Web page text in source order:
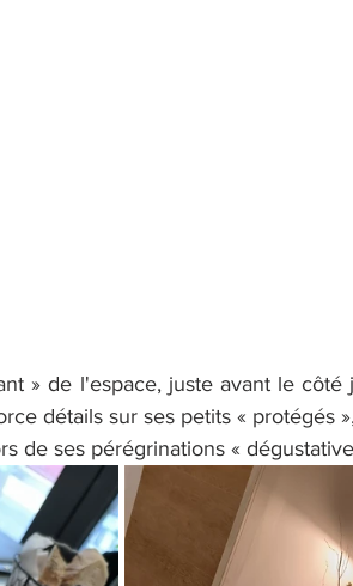
» de l'espace, juste avant le
détails sur ses petits « protégés
de ses pérégrinations «